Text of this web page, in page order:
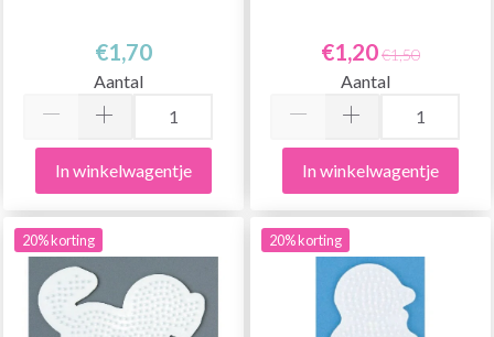
€1,70
Aantal
In winkelwagentje
€1,20€1,50
Aantal
In winkelwagentje
20% korting 20% korting